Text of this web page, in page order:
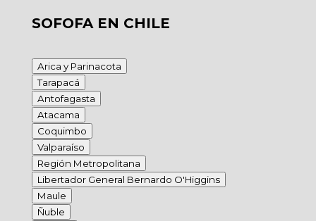
SOFOFA EN CHILE
Arica y Parinacota
Tarapacá
Antofagasta
Atacama
Coquimbo
Valparaíso
Región Metropolitana
Libertador General Bernardo O'Higgins
Maule
Ñuble